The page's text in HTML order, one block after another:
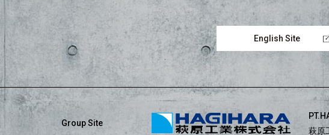
English Site
Group Site
萩原